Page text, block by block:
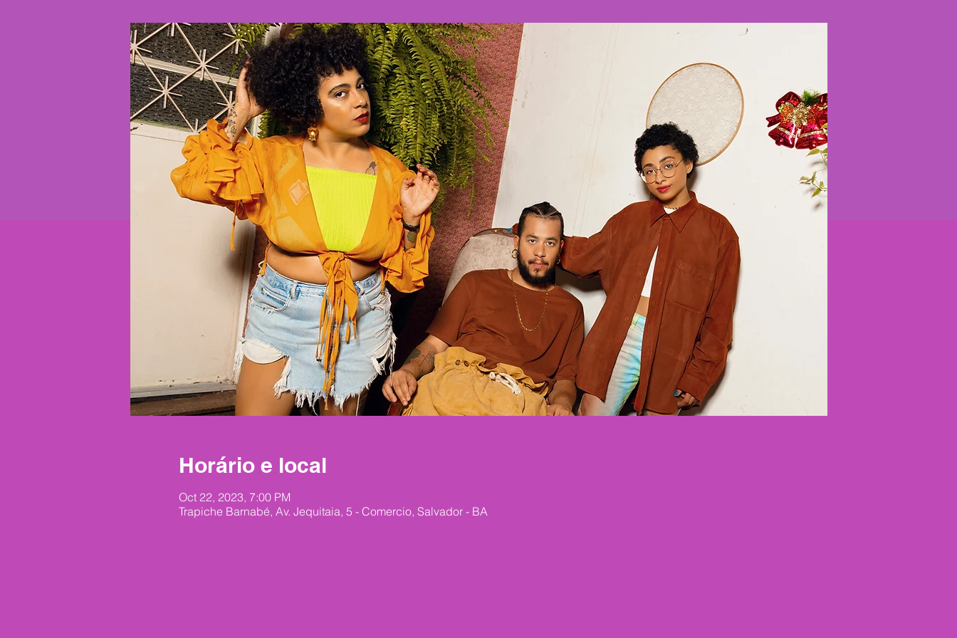
Horário e local
Oct 22, 2023, 7:00 PM
Trapiche Barnabé, Av. Jequitaia, 5 - Comercio, Salvador - BA